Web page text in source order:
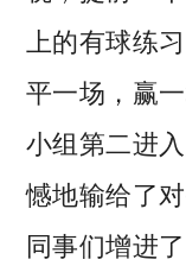
上的有球练
平一场，赢
小组第二进
憾地输给了
同事们增进